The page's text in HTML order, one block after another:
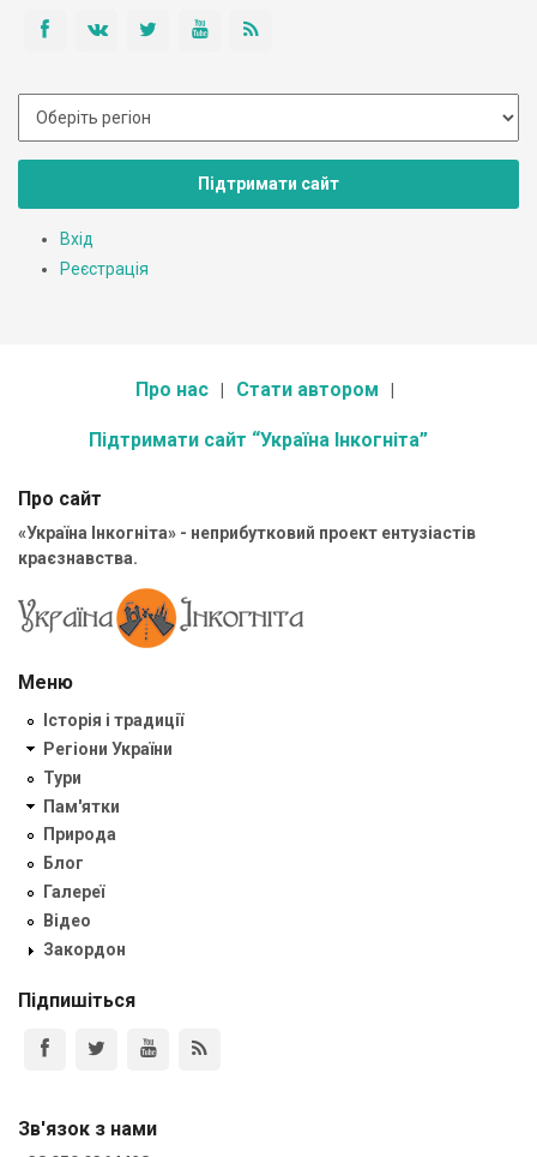
Підтримати сайт
Вхід
Реєстрація
Про нас Стати автором
Підтримати сайт “Україна Інкогніта”
Про сайт
«Україна Інкогніта» - неприбутковий проект ентузіастів
краєзнавства.
Меню
Історія і традиції
Регіони України
Тури
Пам'ятки
Природа
Блог
Галереї
Відео
Закордон
Підпишіться
Зв'язок з нами